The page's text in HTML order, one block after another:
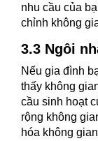
nhu cầu của
chỉnh không
3.3 Ngôi
Nếu gia đình
thấy không
cầu sinh hoạt
rộng không
hóa không